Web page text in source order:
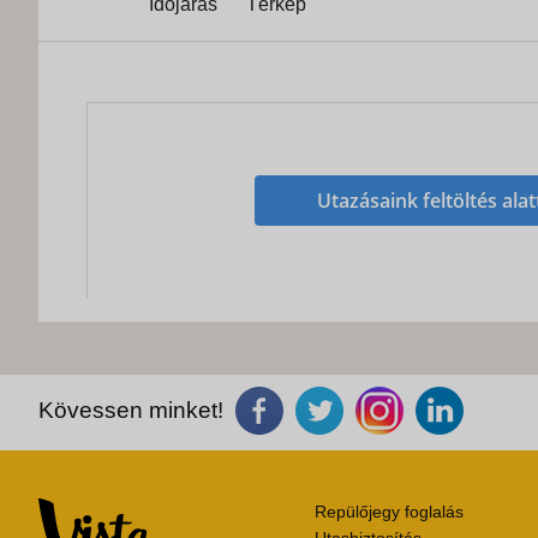
Időjárás Térkép
Utazásaink feltöltés
Kövessen minket!
Repülőjegy foglalás